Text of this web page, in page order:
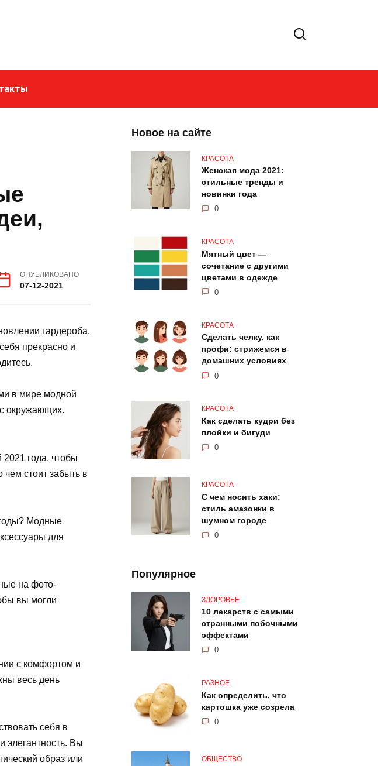
ОПУБЛИКОВАНО
07-12-2021
гардероба,
прекрасно и
в мире модной
окружающих.
года, чтобы
чем стоит забыть в
Модные
для
на фото-
вы могли
с комфортом и
весь день
себя в
элегантность. Вы
образ или
Новое на сайте
КРАСОТА
Женская мода 2021:
стильные тренды и
новинки года
0
КРАСОТА
Мятный цвет —
сочетание с другими
цветами в одежде
0
КРАСОТА
Сделать челку, как
профи: стрижемся в
домашних условиях
0
КРАСОТА
Как сделать кудри без
плойки и бигуди
0
КРАСОТА
С чем носить хаки:
стиль амазонки в
шумном городе
0
Популярное
ЗДОРОВЬЕ
10 лекарств с самыми
странными побочными
эффектами
0
РАЗНОЕ
Как определить, что
картошка уже созрела
0
ОБЩЕСТВО